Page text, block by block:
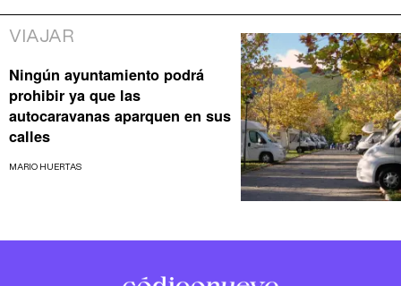
VIAJAR
Ningún ayuntamiento podrá
prohibir ya que las
autocaravanas aparquen en sus
calles
MARIO HUERTAS